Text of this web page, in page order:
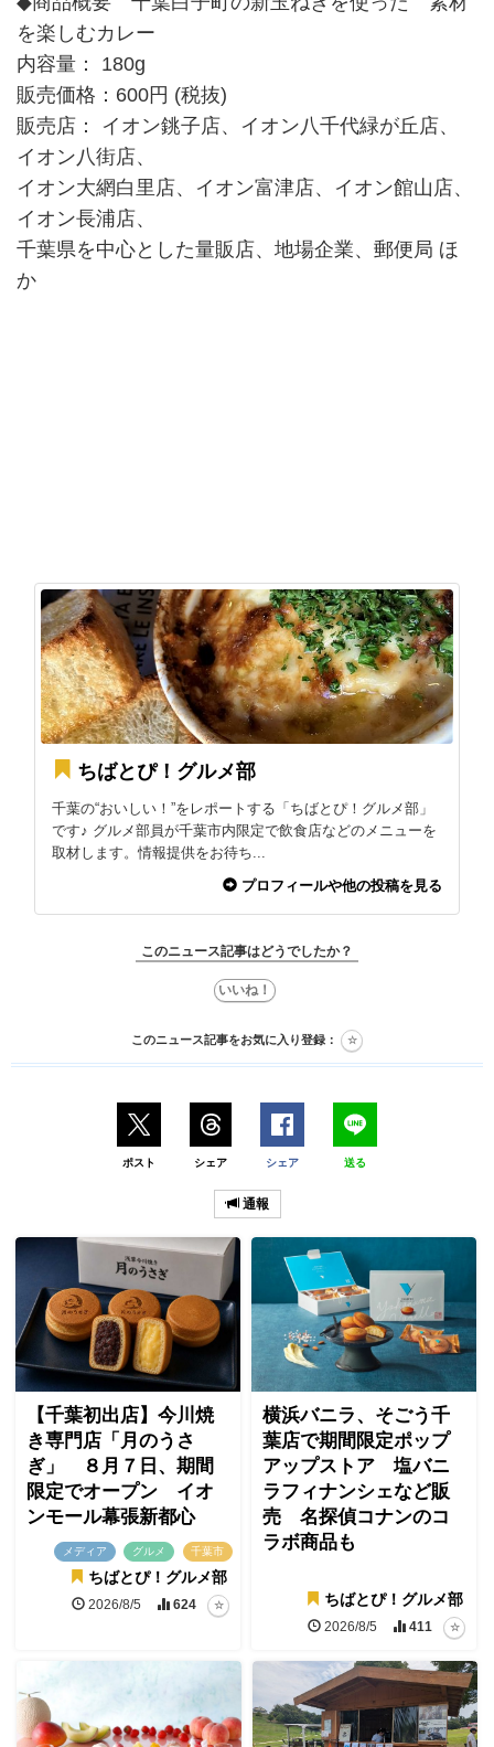
を楽しむカレー
内容量： 180g
販売価格：600円 (税抜)
販売店： イオン銚子店、イオン八千代緑が丘店、
イオン八街店、
イオン大網白里店、イオン富津店、イオン館山店、
イオン長浦店、
千葉県を中心とした量販店、地場企業、郵便局 ほ
か
ちばとぴ！グルメ部
千葉の“おいしい！”をレポートする「ちばとぴ！グルメ部」
です♪ グルメ部員が千葉市内限定で飲食店などのメニューを
取材します。情報提供をお待ち...
プロフィールや他の投稿を見る
このニュース記事はどうでしたか？
このニュース記事をお気に入り登録：
ポスト シェア シェア 送る
通報
【千葉初出店】今川焼
き専門店「月のうさ
ぎ」 ８月７日、期間
限定でオープン イオ
ンモール幕張新都心
メディア グルメ 千葉市
ちばとぴ！グルメ部
2026/8/5 624
横浜バニラ、そごう千
葉店で期間限定ポップ
アップストア 塩バニ
ラフィナンシェなど販
売 名探偵コナンのコ
ラボ商品も
ちばとぴ！グルメ部
2026/8/5 411